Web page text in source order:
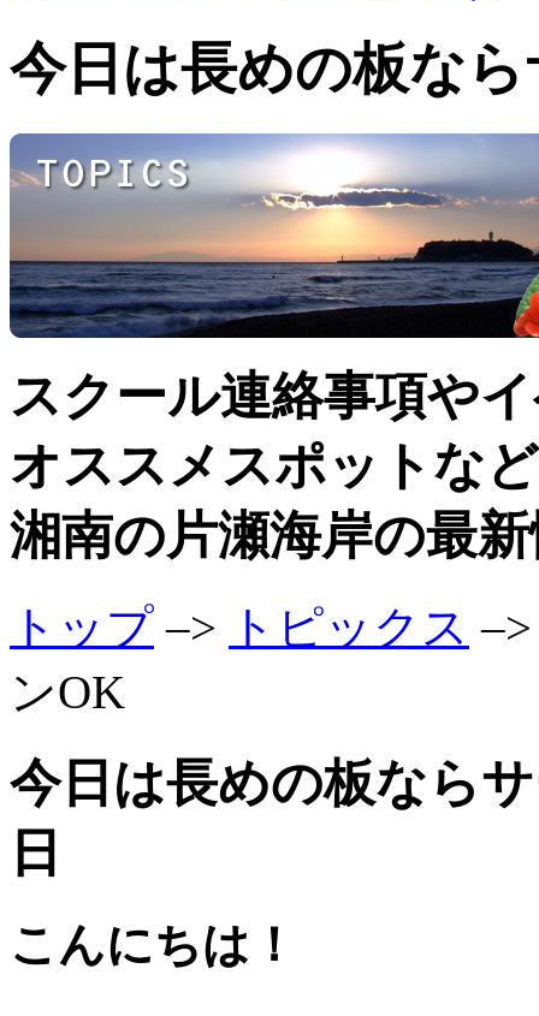
今日は長めの板な
スクール連絡事項や
オススメスポットなど
湘南の片瀬海岸の最
トップ –> トピックス
ンOK
今日は長めの板なら
日
こんにちは！